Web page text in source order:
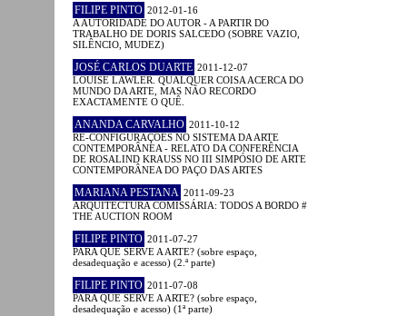
FILIPE PINTO 2012-01-16
A AUTORIDADE DO AUTOR - A PARTIR DO
TRABALHO DE DORIS SALCEDO (SOBRE VAZIO,
SILÊNCIO, MUDEZ)
JOSÉ CARLOS DUARTE 2011-12-07
LOUISE LAWLER. QUALQUER COISA ACERCA DO
MUNDO DA ARTE, MAS NÃO RECORDO
EXACTAMENTE O QUÊ.
ANANDA CARVALHO 2011-10-12
RE-CONFIGURAÇÕES NO SISTEMA DA ARTE
CONTEMPORÂNEA - RELATO DA CONFERÊNCIA
DE ROSALIND KRAUSS NO III SIMPÓSIO DE ARTE
CONTEMPORÂNEA DO PAÇO DAS ARTES
MARIANA PESTANA 2011-09-23
ARQUITECTURA COMISSÁRIA: TODOS A BORDO #
THE AUCTION ROOM
FILIPE PINTO 2011-07-27
PARA QUE SERVE A ARTE? (sobre espaço,
desadequação e acesso) (2.ª parte)
FILIPE PINTO 2011-07-08
PARA QUE SERVE A ARTE? (sobre espaço,
desadequação e acesso) (1ª parte)